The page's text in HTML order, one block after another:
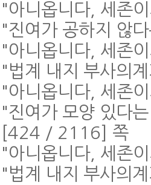
"아니옵니다, 세존
"진여가 공하지 않
"아니옵니다, 세존
" 법계 내지 부사의
"아니옵니다, 세존
"진여가 모양 있다
[424 / 2116] 쪽
"아니옵니다, 세존
" 법계 내지 부사의